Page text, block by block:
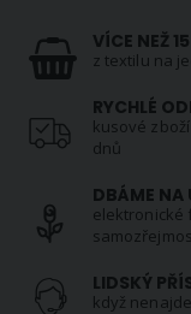
VÍCE NEŽ
z textilu na
RYCHLÉ
kusové
dnů
DBÁME NA
elektronické
LIDSKÝ
když